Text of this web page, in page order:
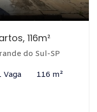
116m²
do Sul-SP
Vaga 116 m²